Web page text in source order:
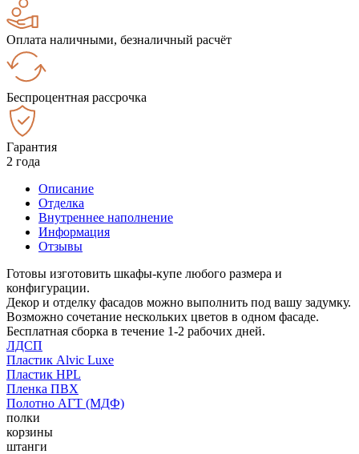
Оплата наличными, безналичный расчёт
Беспроцентная рассрочка
Гарантия
2 года
Описание
Отделка
Внутреннее наполнение
Информация
Отзывы
Готовы изготовить шкафы-купе любого размера и
конфигурации.
Декор и отделку фасадов можно выполнить под вашу задумку.
Возможно сочетание нескольких цветов в одном фасаде.
Бесплатная сборка в течение 1-2 рабочих дней.
ЛДСП
Пластик Alvic Luxe
Пластик HPL
Пленка ПВХ
Полотно АГТ (МДФ)
полки
корзины
штанги